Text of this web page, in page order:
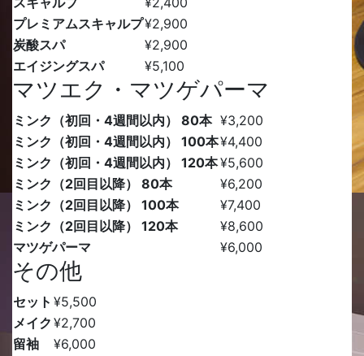
プレミアムスキャルプ¥2,900
炭酸スパ
¥2,900
エイジングスパ
¥5,100
マツエク・マツゲパーマ
ミンク（初回・4週間以内） 80本 ¥3,200
ミンク（初回・4週間以内） 100本¥4,400
ミンク（初回・4週間以内） 120本¥5,600
ミンク（2回目以降） 80本
¥6,200
ミンク（2回目以降） 100本
¥7,400
ミンク（2回目以降） 120本
¥8,600
マツゲパーマ
¥6,000
その他
セット ¥5,500
メイク ¥2,700
留袖
¥6,000